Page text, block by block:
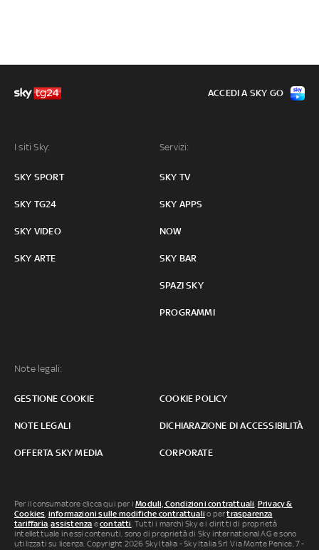
I siti Sky:
SKY SPORT
SKY TG24
SKY VIDEO
SKY ARTE
Servizi:
SKY TV
SKY APPS
NOW
SKY BAR
SPAZI SKY
PROGRAMMI
Note legali:
GESTIONE COOKIE COOKIE POLICY
NOTE LEGALI DICHIARAZIONE DI ACCESSIBILITÀ
OFFERTA SKY MEDIA CORPORATE
ACCEDI A SKY GO
Per il consumatore clicca qui per iModuli, Condizioni contrattuali Privacy &
Cookies informazioni sulle modifiche contrattuali o pertrasparenza
tariffaria ,assistenza econtatti . Tutti i marchi Sky e i diritti di proprietà
intellettuale in essi contenuti, sono di proprietà di Sky international AG e sono
utilizzati su licenza. Copyright 2026 Sky Italia - Sky Italia Srl Via Monte Penice, 7 -